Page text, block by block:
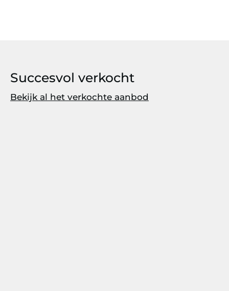
Succesvol verkocht
Bekijk al het verkochte aanbod